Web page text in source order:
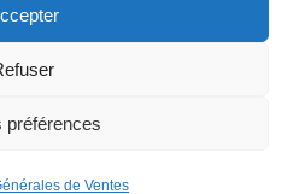
préférences
de Ventes
Diffusion – Tous droits